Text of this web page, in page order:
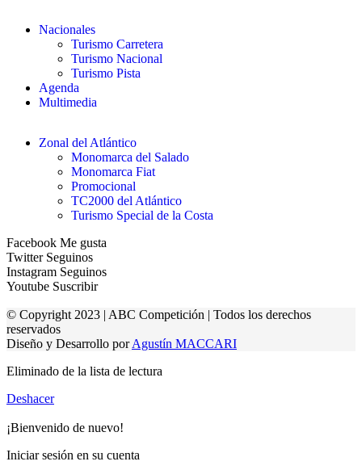
Nacionales
Turismo Carretera
Turismo Nacional
Turismo Pista
Agenda
Multimedia
Zonal del Atlántico
Monomarca del Salado
Monomarca Fiat
Promocional
TC2000 del Atlántico
Turismo Special de la Costa
Facebook Me gusta
Twitter Seguinos
Instagram Seguinos
Youtube Suscribir
© Copyright 2023 | ABC Competición | Todos los derechos
reservados
Diseño y Desarrollo porAgustín MACCARI
Eliminado de la lista de lectura
Deshacer
¡Bienvenido de nuevo!
Iniciar sesión en su cuenta